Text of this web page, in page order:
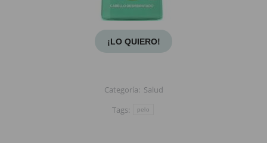
¡LO QUIERO!
Categoría: Salud
Tags:
pelo